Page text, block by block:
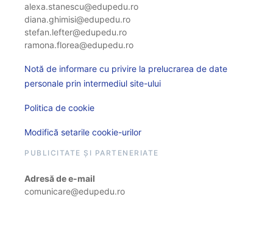
alexa.stanescu@edupedu.ro
diana.ghimisi@edupedu.ro
stefan.lefter@edupedu.ro
ramona.florea@edupedu.ro
Notă de informare cu privire la prelucrarea de date
personale prin intermediul site-ului
Politica de cookie
Modifică setarile cookie-urilor
PUBLICITATE ȘI PARTENERIATE
Adresă de e-mail
comunicare@edupedu.ro